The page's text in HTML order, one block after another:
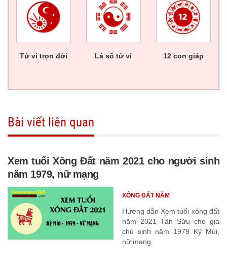
Tử vi trọn đời Lá số tử vi 12 con giáp
Bài viết liên quan
Xem tuổi Xông Đất năm 2021 cho người sinh
năm 1979, nữ mạng
Hướng dẫn Xem tuổi xông đất
năm 2021 Tân Sửu cho gia
chủ sinh năm 1979 Kỷ Mùi,
nữ mạng.
XÔNG ĐẤT NĂM